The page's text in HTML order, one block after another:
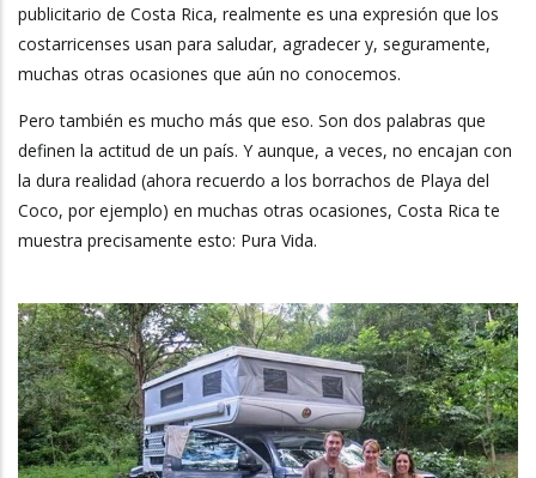
publicitario de Costa Rica, realmente es una expresión que los
costarricenses usan para saludar, agradecer y, seguramente,
muchas otras ocasiones que aún no conocemos.
Pero también es mucho más que eso. Son dos palabras que
definen la actitud de un país. Y aunque, a veces, no encajan con
la dura realidad (ahora recuerdo a los borrachos de Playa del
Coco, por ejemplo) en muchas otras ocasiones, Costa Rica te
muestra precisamente esto: Pura Vida.